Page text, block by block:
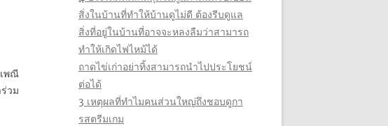
พณี
วม
สิ่งในบ้านที่ทำให้บ้านดูไม่ดี ต้องรีบดูแล
สิ่งที่อยู่ในบ้านที่อาจจะหลงลืมว่าสามารถ
ทำให้เกิดไฟไหม้ได้
ถาดไข่เก่าอย่าทิ้งสามารถนำไปประโยชน์
ต่อได้
3 เหตุผลที่ทำไมคนส่วนใหญ่ถึงชอบดูกา
รสตรีมเกม